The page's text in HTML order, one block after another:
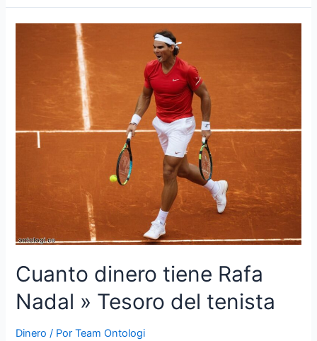
la
cantante
Cuanto dinero tiene Rafa
Nadal » Tesoro del tenista
Dinero / PorTeam Ontologi